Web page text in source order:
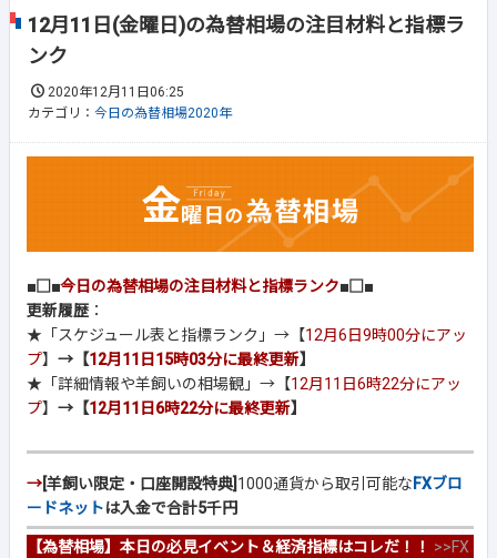
12月11日(金曜日)の為替相場の注目材料と指標ラ
ンク
2020年12月11日06:25
カテゴリ： 今日の為替相場2020年
■□■今日の為替相場の注目材料と指標ランク■□■
更新履歴 ：
★「スケジュール表と指標ランク」→【12月6日9時00分にアッ
プ】 →【12月11日15時03分に最終更新】
★「詳細情報や羊飼いの相場観」→【12月11日6時22分にアッ
プ】 →【12月11日6時22分に最終更新】
→[羊飼い限定・口座開設特典] 1000通貨から取引可能な FXブロ
ードネットは入金で合計5千円
【為替相場】本日の必見イベント＆経済指標はコレだ！！ >>FX